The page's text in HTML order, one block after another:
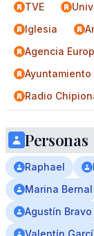
TVE
Iglesia
Agencia
Radio
Personas
Raphael
Marina Bernal
Agustín Bravo
Valentín